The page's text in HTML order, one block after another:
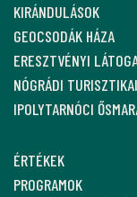
KIRÁNDULÁSOK
GEOCSODÁK HÁZA
ERESZTVÉNYI
NÓGRÁDI
IPOLYTARNÓCI
ÉRTÉKEK
PROGRAMOK